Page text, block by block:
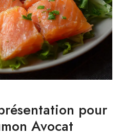
pour
Avocat